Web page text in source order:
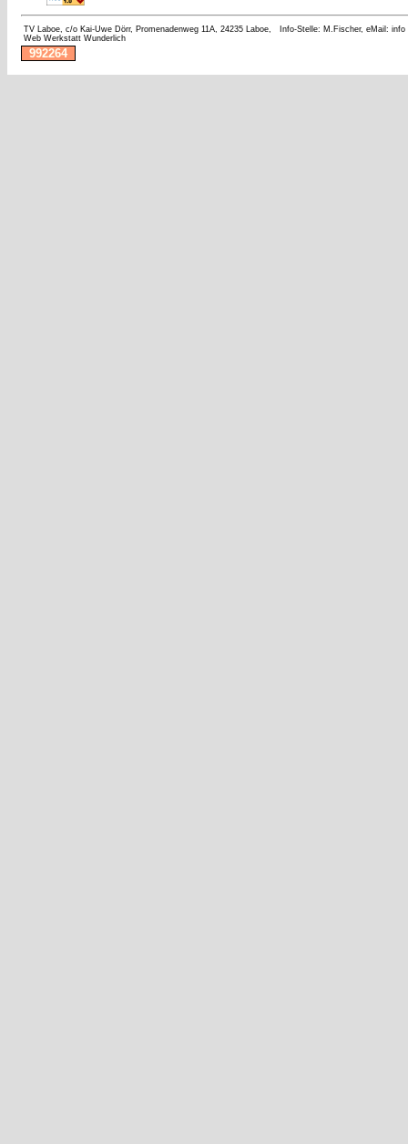
TV Laboe, c/o Kai-Uwe Dörr, Promenadenweg 11A, 24235 Laboe,
Info-Stelle: M.Fischer, eMail: info
Web Werkstatt Wunderlich
992264